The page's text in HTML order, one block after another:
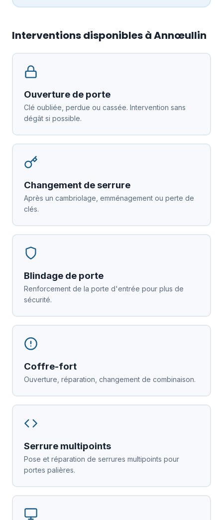
Interventions disponibles à Annœullin
Ouverture de porte
Clé oubliée, perdue ou cassée. Intervention sans
dégât si possible.
Changement de serrure
Après un cambriolage, emménagement ou perte de
clés.
Blindage de porte
Renforcement de la porte d'entrée pour plus de
sécurité.
Coffre-fort
Ouverture, réparation, changement de combinaison.
Serrure multipoints
Pose et réparation de serrures multipoints pour
portes palières.